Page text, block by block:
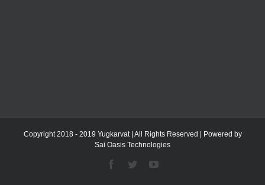
Copyright 2018 - 2019 Yugkarvat | All Rights Reserved | Powered by
Sai Oasis Technologies
Facebook
TwitterYouTube